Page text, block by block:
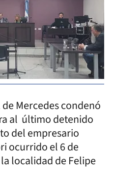
Mercedes condenó
al último detenido
del empresario
ocurrido el 6 de
localidad de Felipe